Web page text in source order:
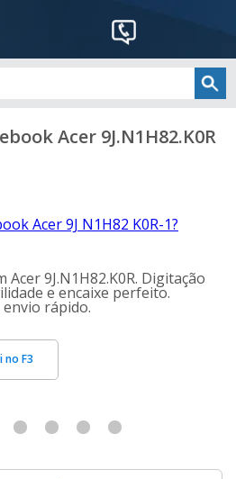
Acer 9J.N1H82.K0R
9J.N1H82.K0R. Digitação
e encaixe perfeito.
rápido.
no F3